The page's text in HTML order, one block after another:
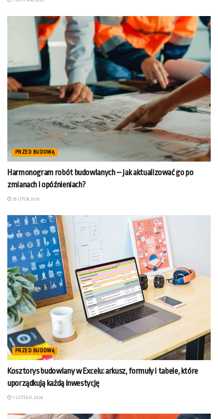
PRZED BUDOWĄ
Harmonogram robót budowlanych – jak aktualizować go po
zmianach i opóźnieniach?
25 LIPCA, 2026
PRZED BUDOWĄ
Kosztorys budowlany w Excelu: arkusz, formuły i tabele, które
uporządkują każdą inwestycję
7 LUTEGO, 2026